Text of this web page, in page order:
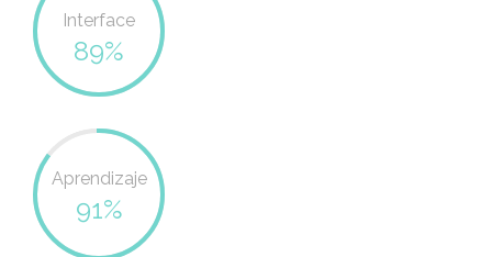
Interface
89%
Aprendizaje
91%